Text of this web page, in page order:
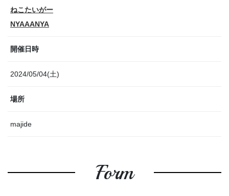
ねこたいがー
NYAAANYA
開催日時
2024/05/04(土)
場所
majide
Form